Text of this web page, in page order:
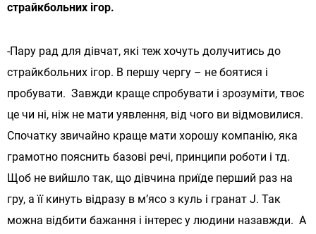
страйкбольних ігор.
-Пару рад для дівчат, які теж хочуть долучитись до
страйкбольних ігор. В першу чергу – не боятися і
пробувати. Завжди краще спробувати і зрозуміти, твоє
це чи ні, ніж не мати уявлення, від чого ви відмовилися.
Спочатку звичайно краще мати хорошу компанію, яка
грамотно пояснить базові речі, принципи роботи і тд.
Щоб не вийшло так, що дівчина приїде перший раз на
гру, а її кинуть відразу в м’ясо з куль і гранат J. Так
можна відбити бажання і інтерес у людини назавжди. А